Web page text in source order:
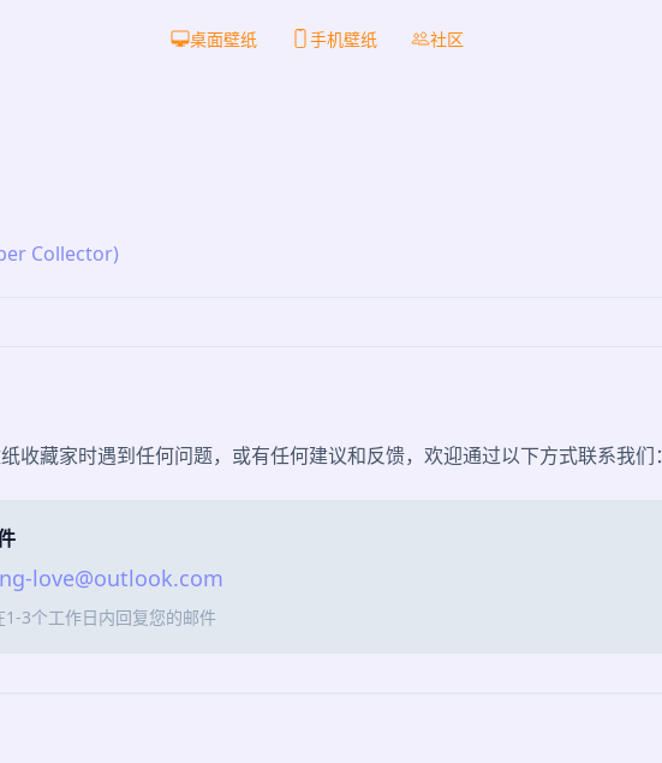
桌面壁纸 手机壁纸 社区
Collector)
收藏家时遇到任何问题，或有任何建议和反馈，欢迎通过以下方式联系我们：
love@outlook.com
1-3个工作日内回复您的邮件